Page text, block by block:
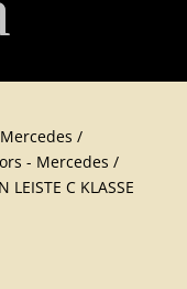
/
- Mercedes /
LEISTE C KLASSE